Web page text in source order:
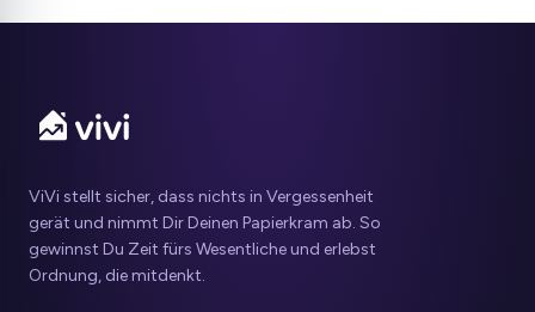
ViVi stellt sicher, dass nichts in Vergessenheit
gerät und nimmt Dir Deinen Papierkram ab. So
gewinnst Du Zeit fürs Wesentliche und erlebst
Ordnung, die mitdenkt.